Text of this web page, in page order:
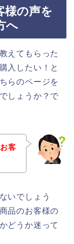
様の声を
へ
えてもらった
入したい！と
らのページを
しょうか？で
客
いでしょう
品のお客様の
どうか迷って